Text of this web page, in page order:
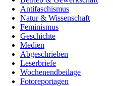
Antifaschismus
Natur & Wissenschaft
Feminismus
Geschichte
Medien
Abgeschrieben
Leserbriefe
Wochenendbeilage
Fotoreportagen